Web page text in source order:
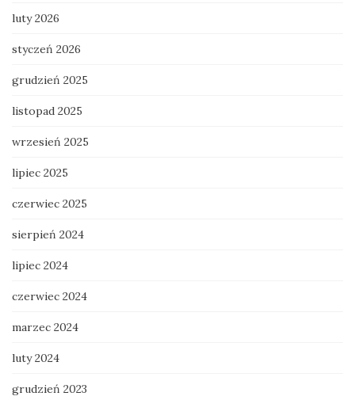
luty 2026
styczeń 2026
grudzień 2025
listopad 2025
wrzesień 2025
lipiec 2025
czerwiec 2025
sierpień 2024
lipiec 2024
czerwiec 2024
marzec 2024
luty 2024
grudzień 2023